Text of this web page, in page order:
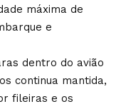
máxima de
e
dentro do avião
continua mantida,
fileiras e os